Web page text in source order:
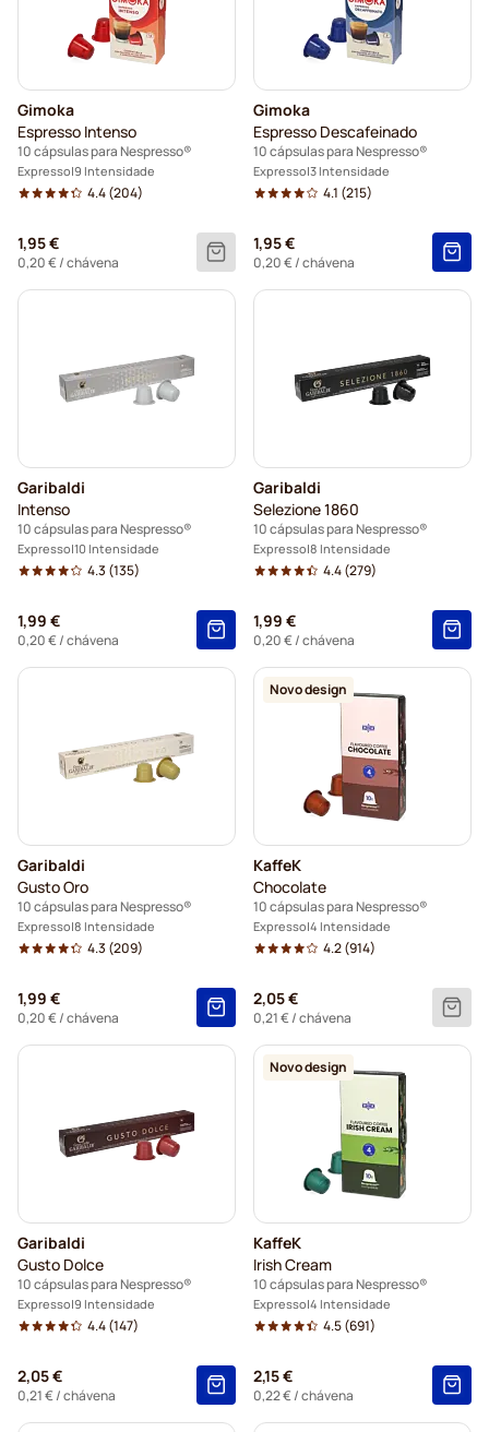
Gimoka
Espresso Intenso
10 cápsulas para Nespresso®
Expresso 9 Intensidade
4.4(204)
1,95 €
0,20 €/ chávena
Gimoka
Espresso Descafeinado
10 cápsulas para Nespresso®
Expresso 3 Intensidade
4.1 (215)
1,95 €
0,20 €/ chávena
Garibaldi
Intenso
10 cápsulas para Nespresso®
Expresso 10 Intensidade
4.3 (135)
1,99 €
0,20 €/ chávena
Garibaldi
Selezione 1860
10 cápsulas para Nespresso®
Expresso 8 Intensidade
4.4(279)
1,99 €
0,20 €/ chávena
Garibaldi
Gusto Oro
10 cápsulas para Nespresso®
Expresso 8 Intensidade
4.3 (209)
1,99 €
0,20 €/ chávena
Novo design
KaffeK
Chocolate
10 cápsulas para Nespresso®
Expresso 4 Intensidade
4.2(914)
2,05 €
0,21 €/ chávena
Garibaldi
Gusto Dolce
10 cápsulas para Nespresso®
Expresso 9 Intensidade
4.4(147)
2,05 €
0,21 €/ chávena
Novo design
KaffeK
Irish Cream
10 cápsulas para Nespresso®
Expresso 4 Intensidade
4.5(691)
2,15 €
0,22 €/ chávena